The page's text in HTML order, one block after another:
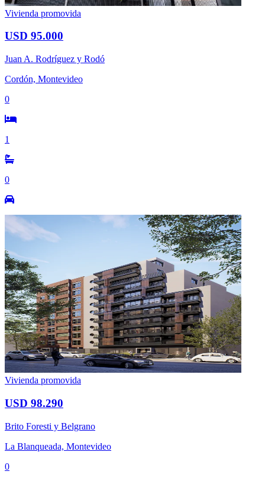
Vivienda promovida
USD 95.000
Juan A. Rodríguez y Rodó
Cordón, Montevideo
0
1
0
Vivienda promovida
USD 98.290
Brito Foresti y Belgrano
La Blanqueada, Montevideo
0